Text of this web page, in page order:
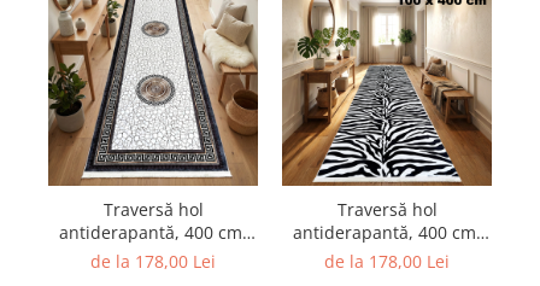
Traversă hol
antiderapantă, 400 cm,
model cu medalioane și
de la 178,00 Lei
Traversă hol
antiderapantă, 400 cm,
model zebra, alb cu
de la 178,00 Lei